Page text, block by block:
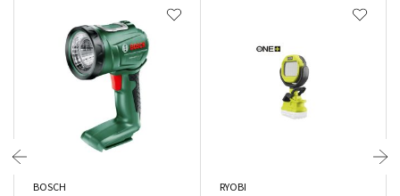
BOSCH RYOBI